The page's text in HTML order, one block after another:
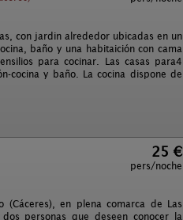
con jardin alrededor ubicadas en un
baño y una habitaición con cama
para cocinar. Las casas para4
cocina y baño. La cocina dispone de
25 €
pers/noche
(Cáceres), en plena comarca de Las
personas que deseen conocer la